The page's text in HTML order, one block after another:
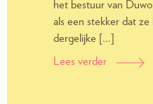
het bestuur van
als een stekker dat
dergelijke […]
Lees verder
Avond